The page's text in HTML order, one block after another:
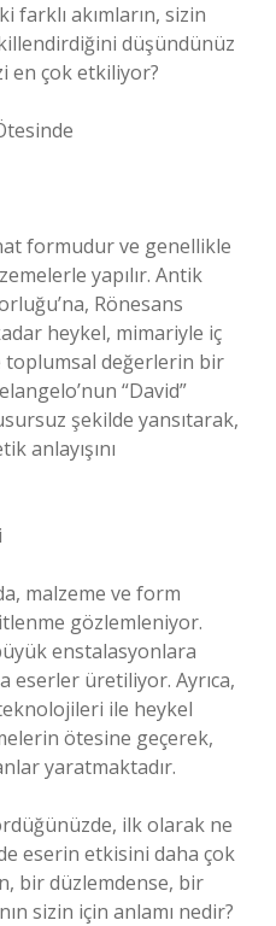
akımların, sizin
düşündünüz
en çok etkiliyor?
formudur ve genellikle
yapılır. Antik
Rönesans
heykel, mimariyle iç
toplumsal değerlerin bir
“David”
şekilde yansıtarak,
anlayışını
malzeme ve form
gözlemleniyor.
enstalasyonlara
eserler üretiliyor. Ayrıca,
ile heykel
ötesine geçerek,
yaratmaktadır.
ilk olarak ne
eserin etkisini daha çok
bir düzlemdense, bir
sizin için anlamı nedir?